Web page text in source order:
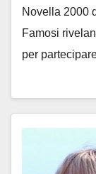
Novella 2000
Famosi
per